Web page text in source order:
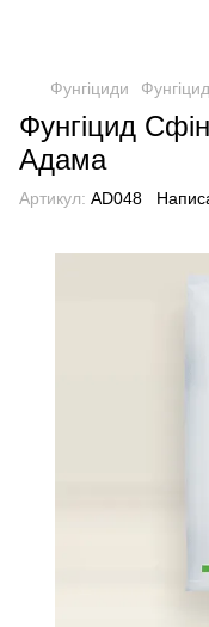
Фунгіциди
Фунгіцид
Адама
Артикул: AD048